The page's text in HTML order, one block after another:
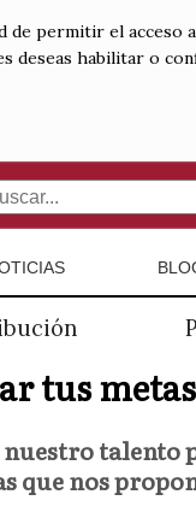
permitir el acceso
deseas habilitar o
tus metas
talento
que nos